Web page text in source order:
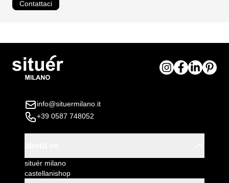
Contattaci
info@situermilano.it
+39 0587 748052
situér milano
castellanishop